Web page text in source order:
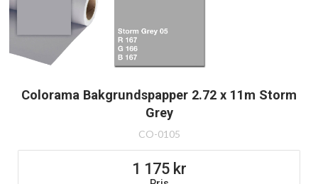
Colorama Bakgrundspapper 2.72 x 11m Storm
Grey
CO-0105
1 175